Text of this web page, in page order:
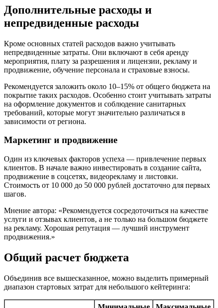
Дополнительные расходы и
непредвиденные расходы
Кроме основных статей расходов важно учитывать
непредвиденные затраты. Они включают в себя аренду
мероприятия, плату за разрешения и лицензии, рекламу и
продвижение, обучение персонала и страховые взносы.
Рекомендуется заложить около 10–15% от общего бюджета на
покрытие таких расходов. Особенно стоит учитывать затраты
на оформление документов и соблюдение санитарных
требований, которые могут значительно различаться в
зависимости от региона.
Маркетинг и продвижение
Один из ключевых факторов успеха — привлечение первых
клиентов. В начале важно инвестировать в создание сайта,
продвижение в соцсетях, видеорекламу и листовки.
Стоимость от 10 000 до 50 000 рублей достаточно для первых
шагов.
Мнение автора: «Рекомендуется сосредоточиться на качестве
услуги и отзывах клиентов, а не только на большом бюджете
на рекламу. Хорошая репутация — лучший инструмент
продвижения.»
Общий расчет бюджета
Объединив все вышесказанное, можно выделить примерный
диапазон стартовых затрат для небольшого кейтеринга: